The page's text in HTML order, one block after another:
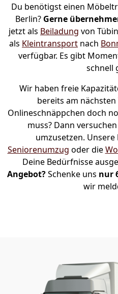
Du benötigst einen
Berlin? Gerne
jetzt als Beiladung von
als Kleintransport nach
verfügbar. Es gibt
schnell
Wir haben freie
bereits am
Onlineschnäppchen doch
muss? Dann
umzusetzen.
Seniorenumzug oder die
Deine Bedürfnisse
Angebot?Schenke uns nur
wir